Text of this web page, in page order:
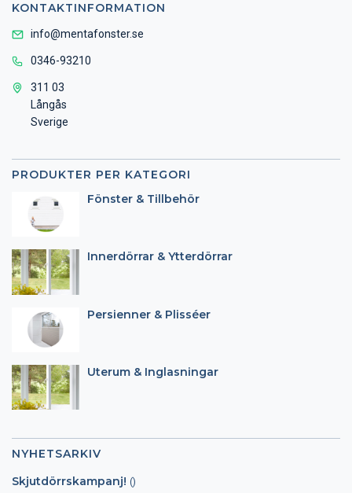
KONTAKTINFORMATION
info@mentafonster.se
0346-93210
311 03
Långås
Sverige
PRODUKTER PER KATEGORI
Fönster & Tillbehör
Innerdörrar & Ytterdörrar
Persienner & Plisséer
Uterum & Inglasningar
NYHETSARKIV
Skjutdörrskampanj! ()